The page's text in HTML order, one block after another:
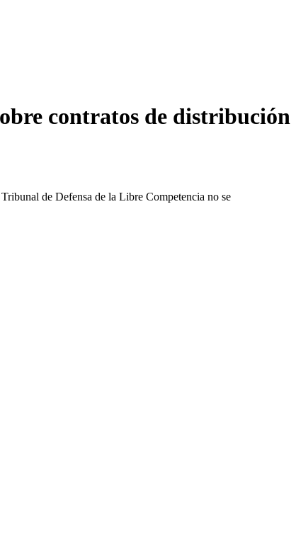
contratos de distribución
de Defensa de la Libre Competencia no se